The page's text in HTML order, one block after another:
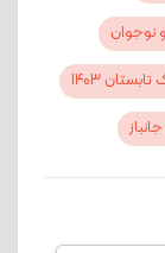
نوجوان
1403